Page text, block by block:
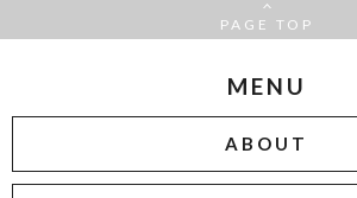
PAGE TOP
MENU
ABOUT